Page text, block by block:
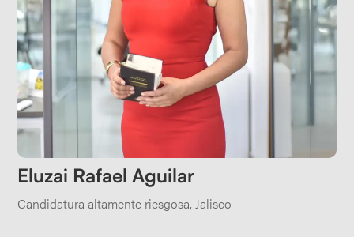
Eluzai Rafael Aguilar
Candidatura altamente riesgosa,Jalisco